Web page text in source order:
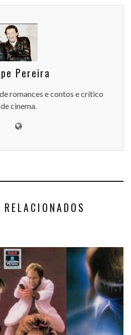
Pereira
romances e contos e crítico
de cinema.